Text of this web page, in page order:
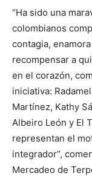
“Ha sido una
colombianos
contagia,
recompensar a
en el corazón,
iniciativa:
Martínez, Kathy
Albeiro León y El
representan el
integrador”,
Mercadeo de